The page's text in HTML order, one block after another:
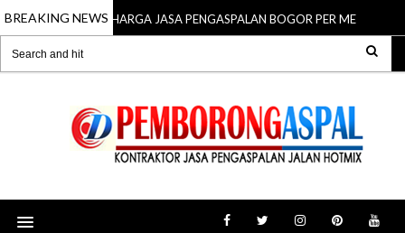
BREAKING NEWS
15 Mar 2026 HARGA JASA PENGASPALAN BOGOR PER METER